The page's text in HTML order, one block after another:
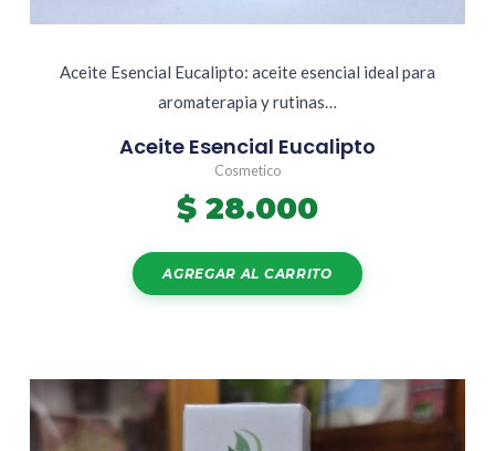
Aceite Esencial Eucalipto: aceite esencial ideal para
aromaterapia y rutinas…
Aceite Esencial Eucalipto
Cosmetico
$ 28.000
AGREGAR AL CARRITO